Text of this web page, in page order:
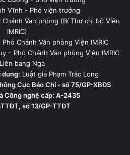
Vĩnh - Phó viện trưởng
Văn phòng (Bí Thư chi bộ Viện
IMRIC)
Chánh Văn phòng Viện IMRIC
– Phó Chánh Văn phòng Viện IMRIC
bang Nga
dung: Luật gia Phạm Trắc Long
Cục Báo Chí - số 75/GP-XBĐS
Công nghệ cấp: A-2435
số 13/GP-TTĐT